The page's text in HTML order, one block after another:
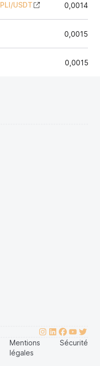
PLI/USDT
Mentions
légales
Sécurité